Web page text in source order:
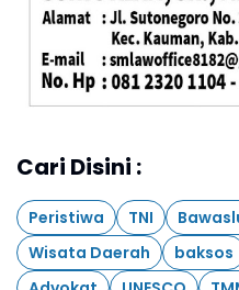
Cari Disini :
Peristiwa TNI
Wisata Daerah
baksos